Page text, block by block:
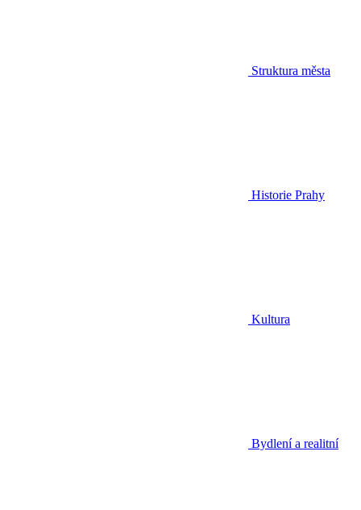
Struktura města
Historie Prahy
Kultura
Bydlení a realitní